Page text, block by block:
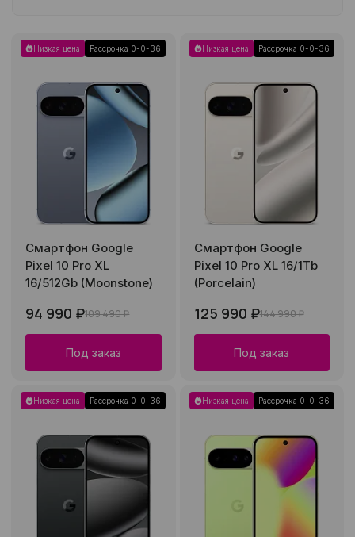
Низкая цена Рассрочка 0-0-36
Смартфон Google
Pixel 10 Pro XL
16/512Gb (Moonstone)
94 990 ₽109 490 ₽
Под заказ
Низкая цена Рассрочка 0-0-36
Смартфон Google
Pixel 10 Pro XL 16/1Tb
(Porcelain)
125 990 ₽144 990 ₽
Под заказ
Низкая цена Рассрочка 0-0-36 Низкая цена Рассрочка 0-0-36